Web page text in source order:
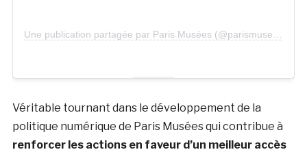
Une publication partagée par Paris Musées (@parismusees)
Véritable tournant dans le développement de la
politique numérique de Paris Musées qui contribue à
renforcer les actions en faveur d’un meilleur accès